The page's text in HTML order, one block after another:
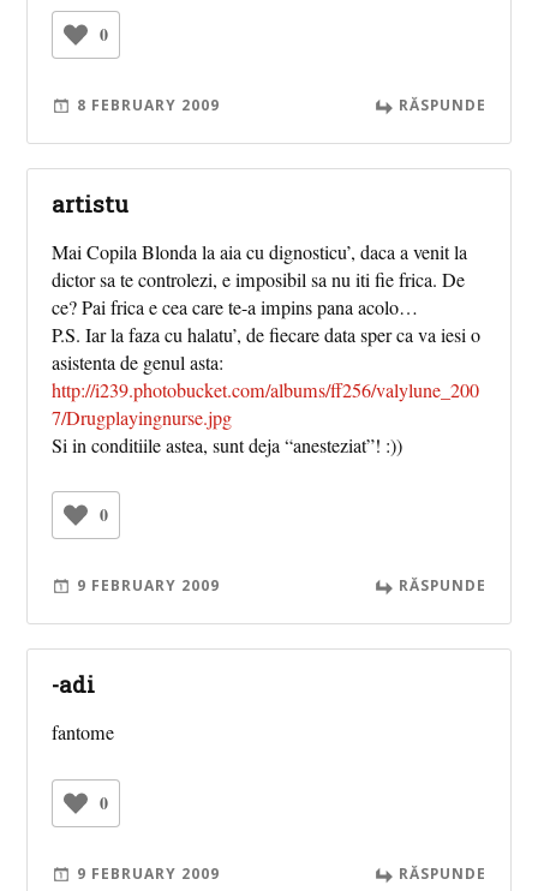
0
8 FEBRUARY 2009 RĂSPUNDE
artistu
Mai Copila Blonda la aia cu dignosticu’, daca a venit la
dictor sa te controlezi, e imposibil sa nu iti fie frica. De
ce? Pai frica e cea care te-a impins pana acolo…
P.S. Iar la faza cu halatu’, de fiecare data sper ca va iesi o
asistenta de genul asta:
http://i239.photobucket.com/albums/ff256/valylune_200
7/Drugplayingnurse.jpg
Si in conditiile astea, sunt deja “anesteziat”! :))
0
9 FEBRUARY 2009 RĂSPUNDE
-adi
fantome
0
9 FEBRUARY 2009 RĂSPUNDE